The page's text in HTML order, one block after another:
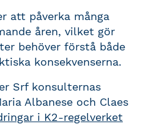
att påverka många
åren, vilket gör
behöver förstå både
konsekvenserna.
Srf konsulternas
Albanese och Claes
i K2-regelverket